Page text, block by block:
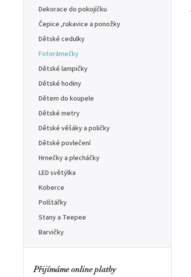
Dekorace do pokojíčku
Čepice ,rukavice a ponožky
Dětské cedulky
Fotorámečky
Dětské lampičky
Dětské hodiny
Dětem do koupele
Dětské metry
Dětské věšáky a poličky
Dětské povlečení
Hrnečky a plecháčky
LED světýlka
Koberce
Polštářky
Stany a Teepee
Barvičky
Přijímáme online platby